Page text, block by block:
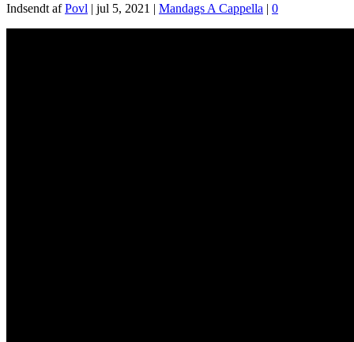
Indsendt afPovl | jul 5, 2021 | Mandags A Cappella | 0